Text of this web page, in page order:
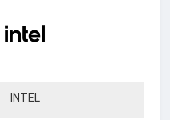
INTEL